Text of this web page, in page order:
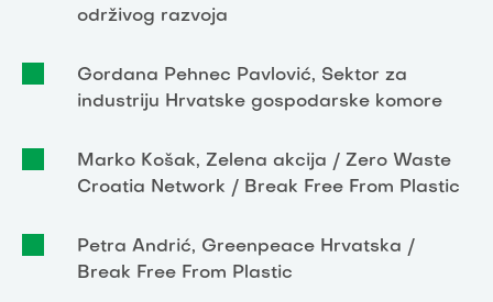
održivog razvoja
Gordana Pehnec Pavlović, Sektor za
industriju Hrvatske gospodarske komore
Marko Košak, Zelena akcija / Zero Waste
Croatia Network / Break Free From Plastic
Petra Andrić, Greenpeace Hrvatska /
Break Free From Plastic